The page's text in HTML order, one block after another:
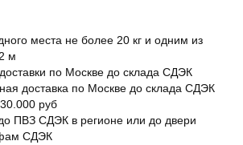
места не более 20 кг и одним из
м
по Москве до склада СДЭК
доставка по Москве до склада СДЭК
руб
ПВЗ СДЭК в регионе или до двери
СДЭК